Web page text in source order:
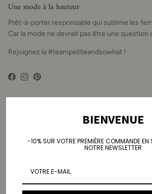
Une mode à la hauteur
Prêt-à-porter responsable qui sublime les
Car la mode ne devrait pas être une question
Rejoignez la #teampetiteandsowhat !
Facebook
Instagram
Pinterest
Vendredi : 12h-18h
BIENVENUE
-10% SUR VOTRE PREMIÈRE COMMANDE
NOTRE NEWSLETTER